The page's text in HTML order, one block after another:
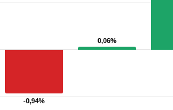
-0,94%
-0,94%
0,06%
0,06%